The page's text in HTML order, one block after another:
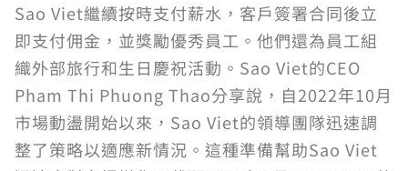
Sao Viet繼續按時支付薪水，客戶簽署合同後立
即支付佣金，並獎勵優秀員工。他們還為員工組
織外部旅行和生日慶祝活動。Sao Viet的CEO
Pham Thi Phuong Thao分享說，自2022年10月
市場動盪開始以來，Sao Viet的領導團隊迅速調
整了策略以適應新情況。這種準備幫助Sao Viet